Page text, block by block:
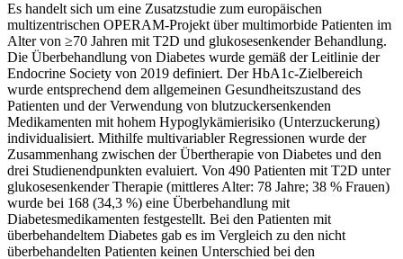
Es handelt sich um eine Zusatzstudie zum europäischen
multizentrischen OPERAM-Projekt über multimorbide Patienten im
Alter von ≥70 Jahren mit T2D und glukosesenkender Behandlung.
Die Überbehandlung von Diabetes wurde gemäß der Leitlinie der
Endocrine Society von 2019 definiert. Der HbA1c-Zielbereich
wurde entsprechend dem allgemeinen Gesundheitszustand des
Patienten und der Verwendung von blutzuckersenkenden
Medikamenten mit hohem Hypoglykämierisiko (Unterzuckerung)
individualisiert. Mithilfe multivariabler Regressionen wurde der
Zusammenhang zwischen der Übertherapie von Diabetes und den
drei Studienendpunkten evaluiert. Von 490 Patienten mit T2D unter
glukosesenkender Therapie (mittleres Alter: 78 Jahre; 38 % Frauen)
wurde bei 168 (34,3 %) eine Überbehandlung mit
Diabetesmedikamenten festgestellt. Bei den Patienten mit
überbehandeltem Diabetes gab es im Vergleich zu den nicht
überbehandelten Patienten keinen Unterschied bei den